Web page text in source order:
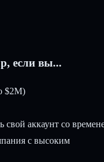
если вы...
$2M)
свой аккаунт со
с высоким